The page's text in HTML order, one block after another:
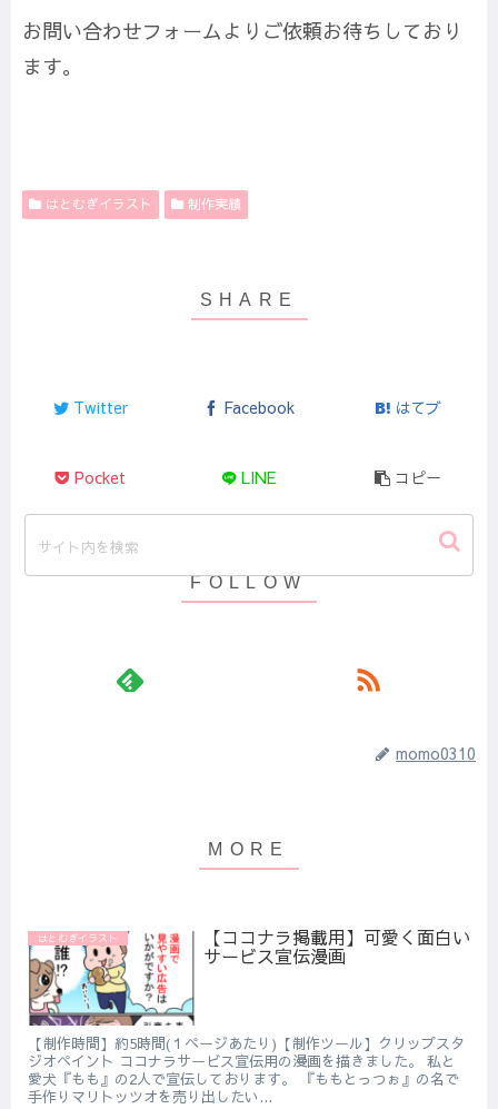
お問い合わせフォームよりご依頼お待ちしており
ます。
はとむぎイラスト 制作実績
Twitter Facebook はてブ
Pocket LINE コピー
momo0310
はとむぎイラスト 【ココナラ掲載用】可愛く面白い
サービス宣伝漫画
【制作時間】約5時間(１ページあたり)【制作ツール】クリップスタ
ジオペイント ココナラサービス宣伝用の漫画を描きました。 私と
愛犬『もも』の2人で宣伝しております。 『ももとっつぉ』の名で
手作りマリトッツオを売り出したい...